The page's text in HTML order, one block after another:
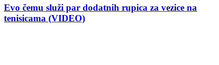
Evo čemu služi par dodatnih rupica za vezice na
tenisicama (VIDEO)